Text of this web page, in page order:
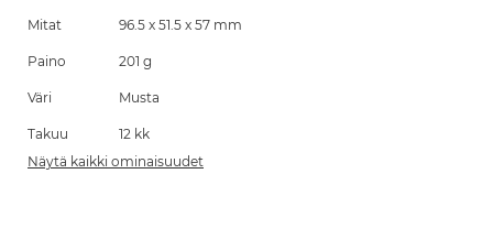
Mitat 96.5 x 51.5 x 57 mm
Paino 201 g
Väri Musta
Takuu
12 kk
Näytä kaikki ominaisuudet